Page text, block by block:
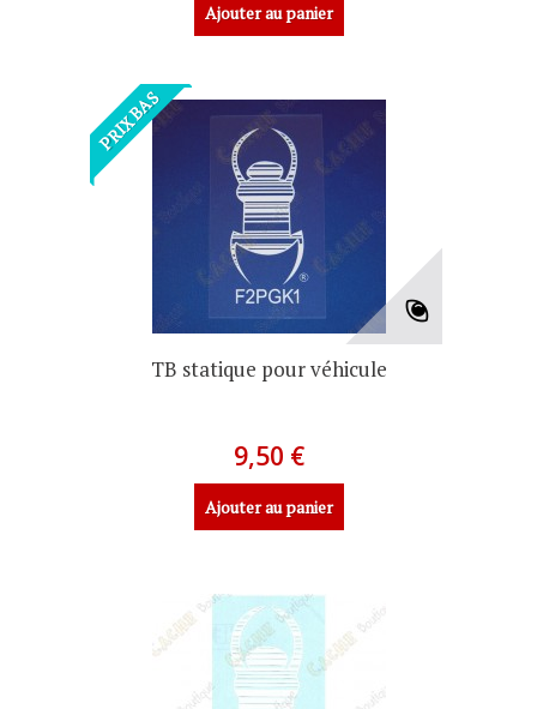
Ajouter au panier
PRIX BAS
TB statique pour véhicule
9,50 €
Ajouter au panier